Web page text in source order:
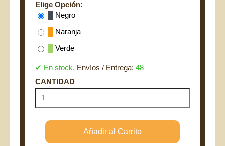
Elige Opción:
Negro
Naranja
Verde
✔ En stock. Envíos / Entrega: 48